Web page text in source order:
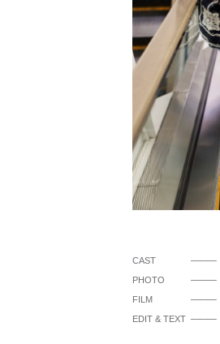
CAST
PHOTO
FILM
EDIT & TEXT